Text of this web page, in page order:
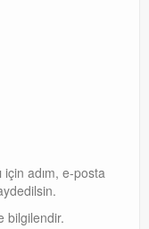
için adım, e-posta
bilgilendir.